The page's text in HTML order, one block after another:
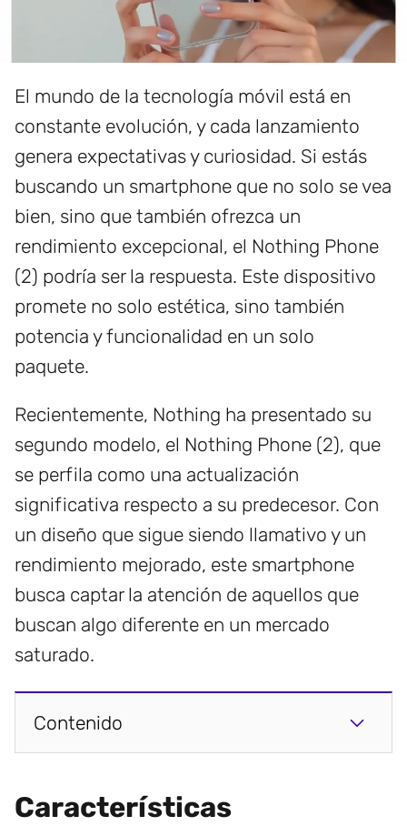
El mundo de la tecnología móvil está en
constante evolución, y cada lanzamiento
genera expectativas y curiosidad. Si estás
buscando un smartphone que no solo se vea
bien, sino que también ofrezca un
rendimiento excepcional, el Nothing Phone
(2) podría ser la respuesta. Este dispositivo
promete no solo estética, sino también
potencia y funcionalidad en un solo
paquete.
Recientemente, Nothing ha presentado su
segundo modelo, el Nothing Phone (2), que
se perfila como una actualización
significativa respecto a su predecesor. Con
un diseño que sigue siendo llamativo y un
rendimiento mejorado, este smartphone
busca captar la atención de aquellos que
buscan algo diferente en un mercado
saturado.
Contenido
Características